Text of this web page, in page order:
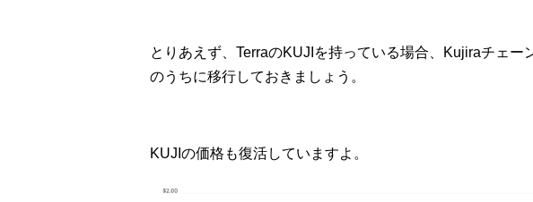
とりあえず、TerraのKUJIを持っている場合、Kujiraチェー
のうちに移行しておきましょう。
KUJIの価格も復活していますよ。